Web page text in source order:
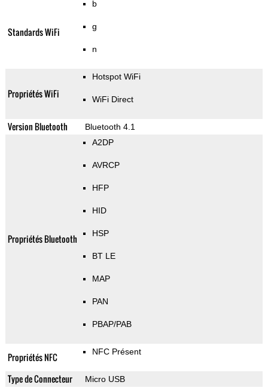
Standards WiFi
b
g
n
Propriétés WiFi
Hotspot WiFi
WiFi Direct
Version Bluetooth Bluetooth 4.1
Propriétés Bluetooth
A2DP
AVRCP
HFP
HID
HSP
BT LE
MAP
PAN
PBAP/PAB
Propriétés NFC NFC Présent
Type de Connecteur Micro USB